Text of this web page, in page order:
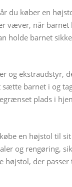
du køber en
væver, når
holde barnet
og ekstraudstyr,
barnet i og
plads i
en højstol til
og rengøring,
der passer